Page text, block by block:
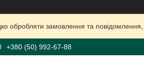
обробляти замовлення та повідомлення,
+380 (50) 992-67-88